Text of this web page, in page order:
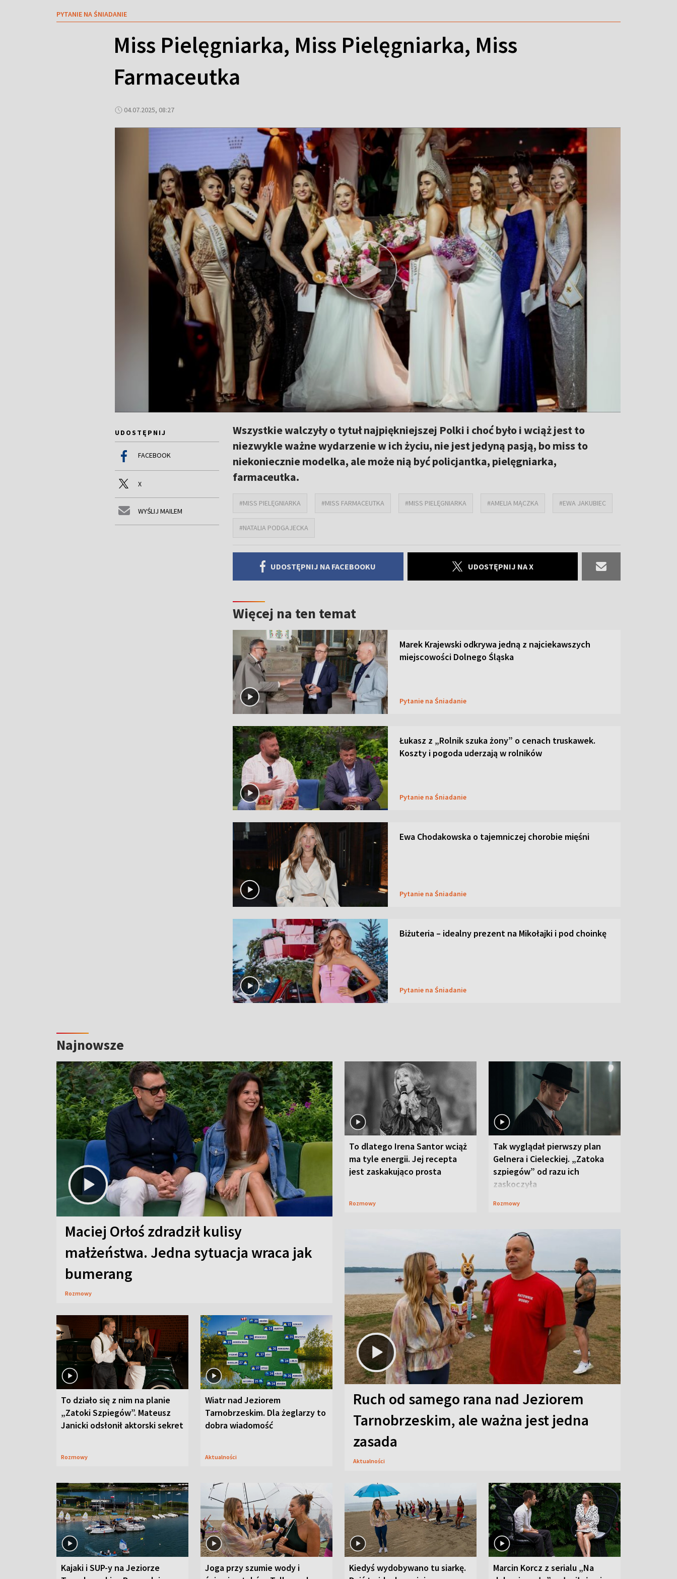
PYTANIE NA ŚNIADANIE
Miss Pielęgniarka, Miss Pielęgniarka, Miss
Farmaceutka
04.07.2025, 08:27
UDOSTĘPNIJ
FACEBOOK
X
WYŚLIJ MAILEM
Wszystkie walczyły o tytuł najpiękniejszej Polki i choć było i wciąż jest to
niezwykle ważne wydarzenie w ich życiu, nie jest jedyną pasją, bo miss to
niekoniecznie modelka, ale może nią być policjantka, pielęgniarka,
farmaceutka.
#MISS PIELĘGNIARKA #MISS FARMACEUTKA #MISS PIELĘGNIARKA #AMELIA MĄCZKA #EWA JAKUBIEC
#NATALIA PODGAJECKA
UDOSTĘPNIJ NA FACEBOOKU UDOSTĘPNIJ NA X
Więcej na ten temat
Marek Krajewski odkrywa jedną z najciekawszych
miejscowości Dolnego Śląska
Pytanie na Śniadanie
Łukasz z „Rolnik szuka żony” o cenach truskawek.
Koszty i pogoda uderzają w rolników
Pytanie na Śniadanie
Ewa Chodakowska o tajemniczej chorobie mięśni
Pytanie na Śniadanie
Biżuteria – idealny prezent na Mikołajki i pod choinkę
Pytanie na Śniadanie
Najnowsze
Maciej Orłoś zdradził kulisy
małżeństwa. Jedna sytuacja wraca jak
bumerang
Rozmowy
To dlatego Irena Santor wciąż
ma tyle energii. Jej recepta
jest zaskakująco prosta
Rozmowy
Tak wyglądał pierwszy plan
Gelnera i Cieleckiej. „Zatoka
szpiegów” od razu ich
zaskoczyła
Rozmowy
To działo się z nim na planie
„Zatoki Szpiegów”. Mateusz
Janicki odsłonił aktorski sekret
Rozmowy
Wiatr nad Jeziorem
Tarnobrzeskim. Dla żeglarzy to
dobra wiadomość
Aktualności
Ruch od samego rana nad Jeziorem
Tarnobrzeskim, ale ważna jest jedna
zasada
Aktualności
Kajaki i SUP-y na Jeziorze
Joga przy szumie wody i
Kiedyś wydobywano tu siarkę.
Marcin Korcz z serialu „Na